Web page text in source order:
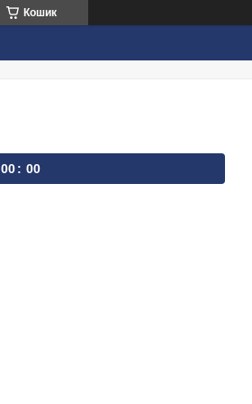
Кошик
00 00